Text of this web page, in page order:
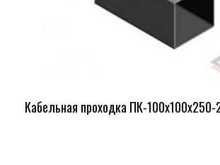
Кабельная проходка ПК-